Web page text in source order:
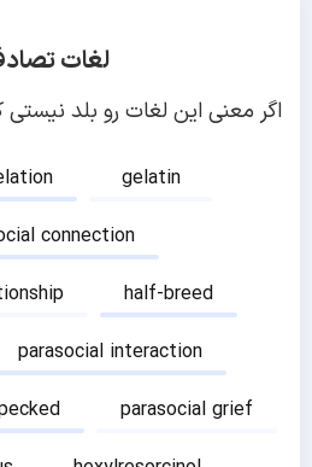
لغات
اگر معنی این لغات رو بلد
gelatin
connection
half-breed
parasocial interaction
parasocial grief